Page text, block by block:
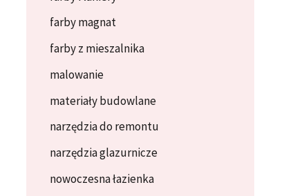
farby magnat
farby z mieszalnika
malowanie
materiały budowlane
narzędzia do remontu
narzędzia glazurnicze
nowoczesna łazienka